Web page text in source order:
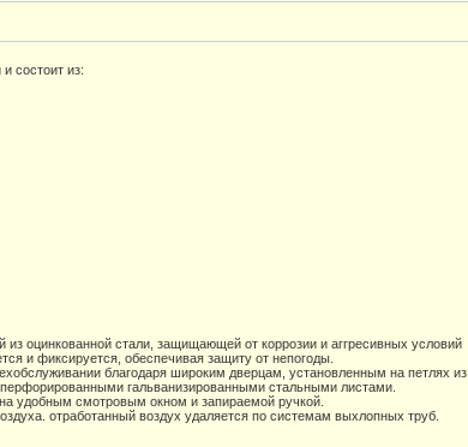
состоит из:
из оцинкованной стали, защищающей от коррозии и аггресивных условий
и фиксируется, обеспечивая защиту от непогоды.
благодаря широким дверцам, установленным на петлях из
гальванизированными стальными листами.
удобным смотровым окном и запираемой ручкой.
отработанный воздух удаляется по системам выхлопных труб.